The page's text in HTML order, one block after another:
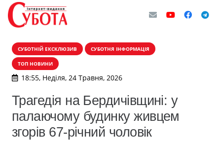
СУБОТНІЙ ЕКСКЛЮЗИВ СУБОТНЯ ІНФОРМАЦІЯ
ТОП НОВИНИ
18:55, Неділя, 24 Травня, 2026
Трагедія на Бердичівщині: у
палаючому будинку живцем
згорів 67-річний чоловік